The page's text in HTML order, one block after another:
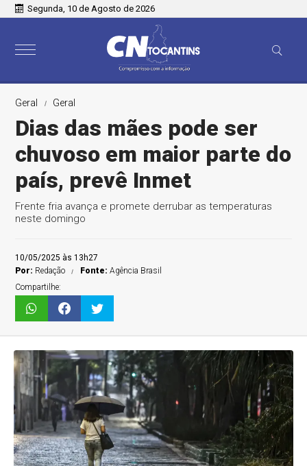
Segunda, 10 de Agosto de 2026
Geral Geral
Dias das mães pode ser
chuvoso em maior parte do
país, prevê Inmet
Frente fria avança e promete derrubar as temperaturas
neste domingo
10/05/2025 às 13h27
Por: Redação Fonte:Agência Brasil
Compartilhe: